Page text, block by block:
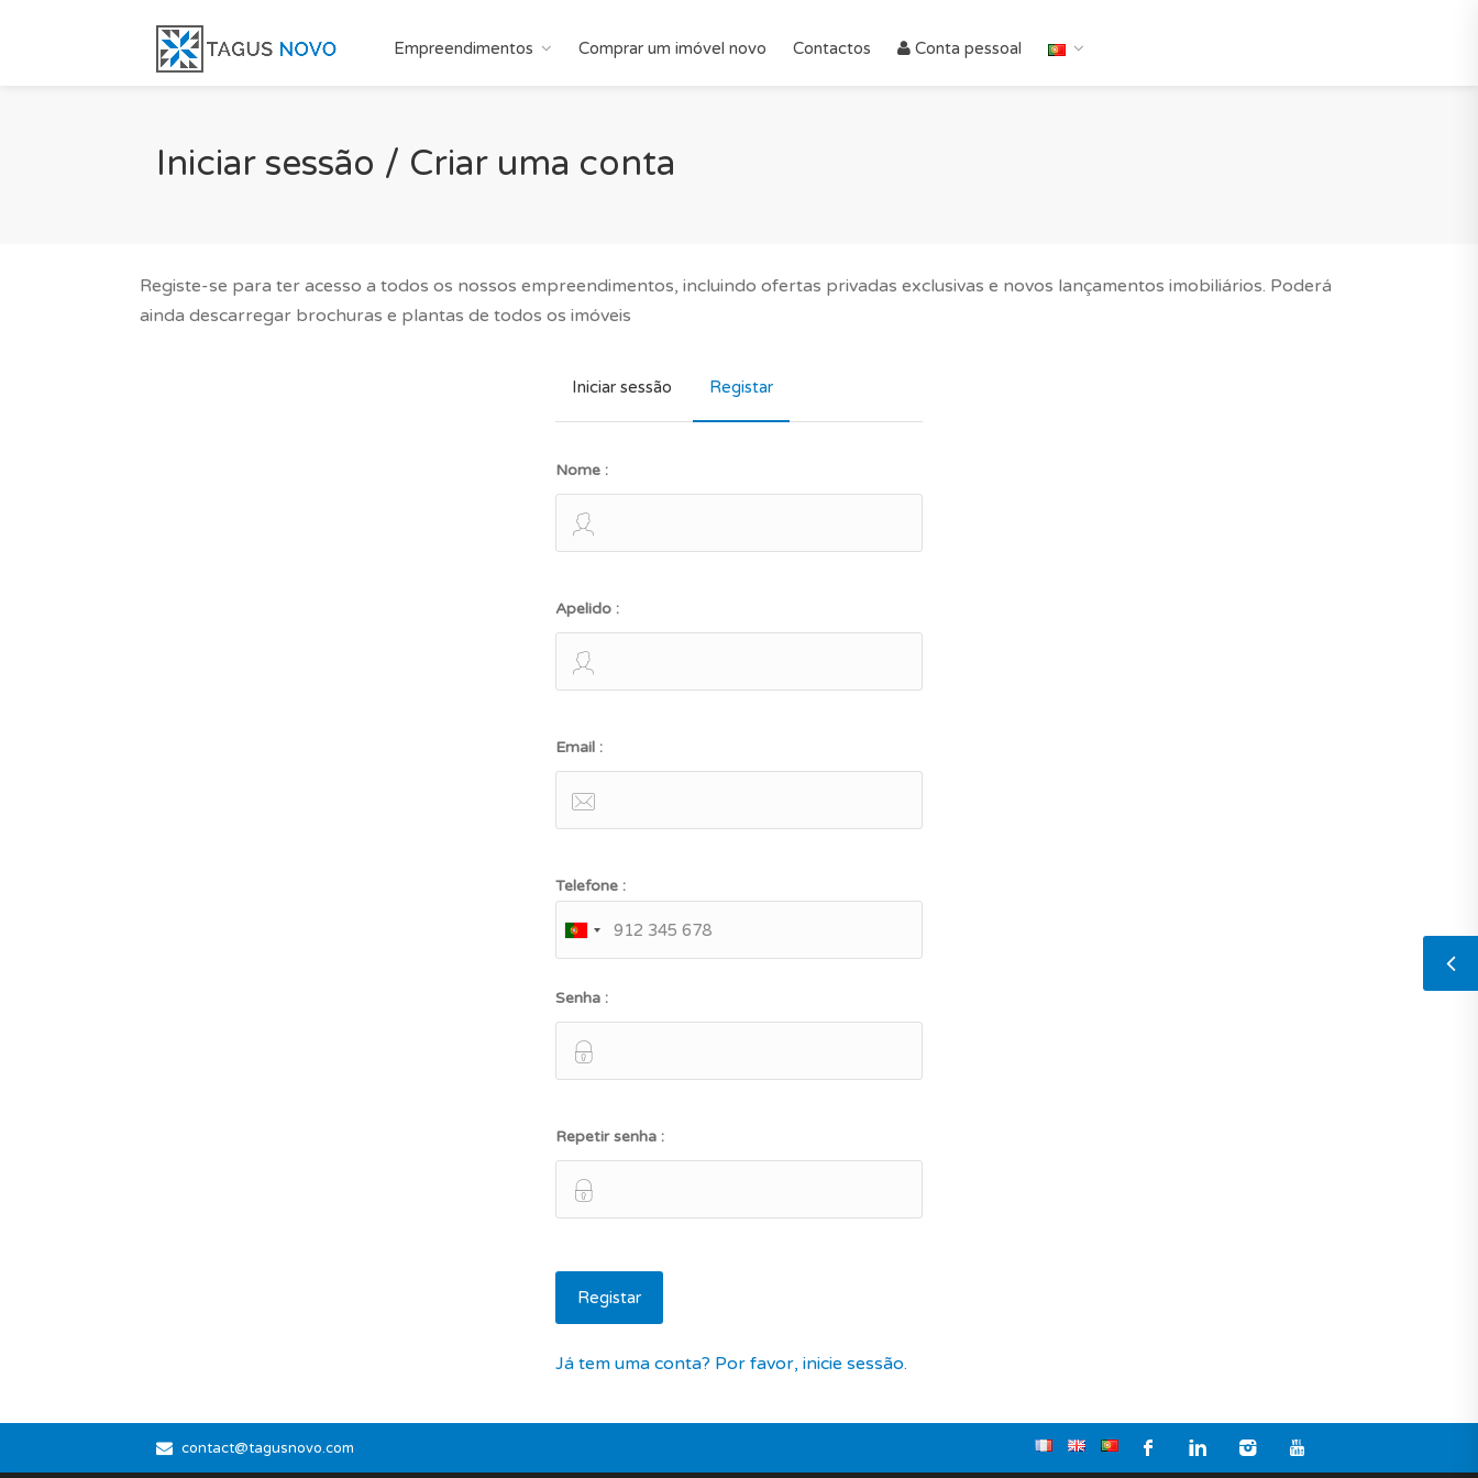
Empreendimentos Comprar um imóvel novo Contactos Conta pessoal
Iniciar sessão / Criar uma conta
Registe-se para ter acesso a todos os nossos empreendimentos, incluindo ofertas privadas exclusivas e novos lançamentos imobiliários. Poderá
ainda descarregar brochuras e plantas de todos os imóveis
Iniciar sessão Registar
Nome :
Apelido :
Email :
Telefone :
Senha :
Repetir senha :
Já tem uma conta? Por favor, inicie sessão.
contact@tagusnovo.com